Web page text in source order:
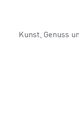
Kunst, Genuss